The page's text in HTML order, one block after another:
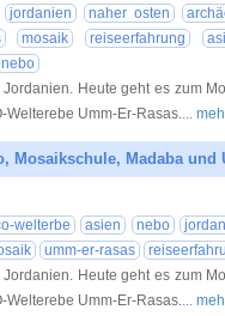
jordanien naher osten
mosaik reiseerfahrung
nebo
Heute geht es zum
Welterebe Umm-Er-Rasas....
Mosaikschule, Madaba und
welterbe asien nebo
umm-er-rasas
Heute geht es zum
Welterebe Umm-Er-Rasas....